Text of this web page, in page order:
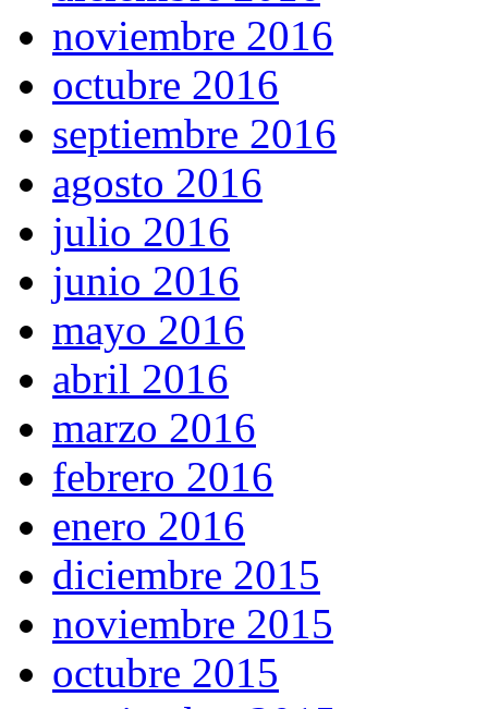
noviembre 2016
octubre 2016
septiembre 2016
agosto 2016
julio 2016
junio 2016
mayo 2016
abril 2016
marzo 2016
febrero 2016
enero 2016
diciembre 2015
noviembre 2015
octubre 2015